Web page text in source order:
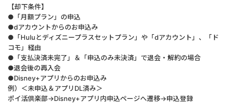
【却下条件】
●「月額プラン」の申込
●dアカウントからのお申込み
●「Huluとディズニープラスセットプラン」や「dアカウント」、「ド
コモ」経由
● 「支払決済未完了」＆「申込のみ未決済」で退会・解約の場合
●退会後の再入会
●Disney+アプリからのお申込み
例）＜未申込＆アプリDL済み＞
ポイ活倶楽部→Disney+アプリ内申込ページへ遷移→申込登録